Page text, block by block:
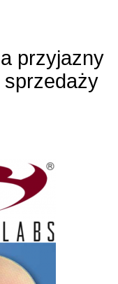
przyjazny
sprzedaży